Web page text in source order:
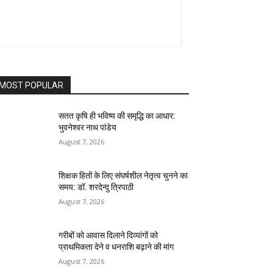
POPULAR
सतत कृषि ही भविष्य की समृद्धि का आधार:
भुवनेश्वर नाथ पांडेय
August 7, 2026
शिक्षक हितों के लिए संघर्षशील नेतृत्व चुनने का
समय: डॉ. शरदेन्दु त्रिपाठी
August 7, 2026
गरीबों को आवास दिलाने दिव्यांगों को
प्राथमिकता देने व धनराशि बढ़ाने की मांग
August 7, 2026